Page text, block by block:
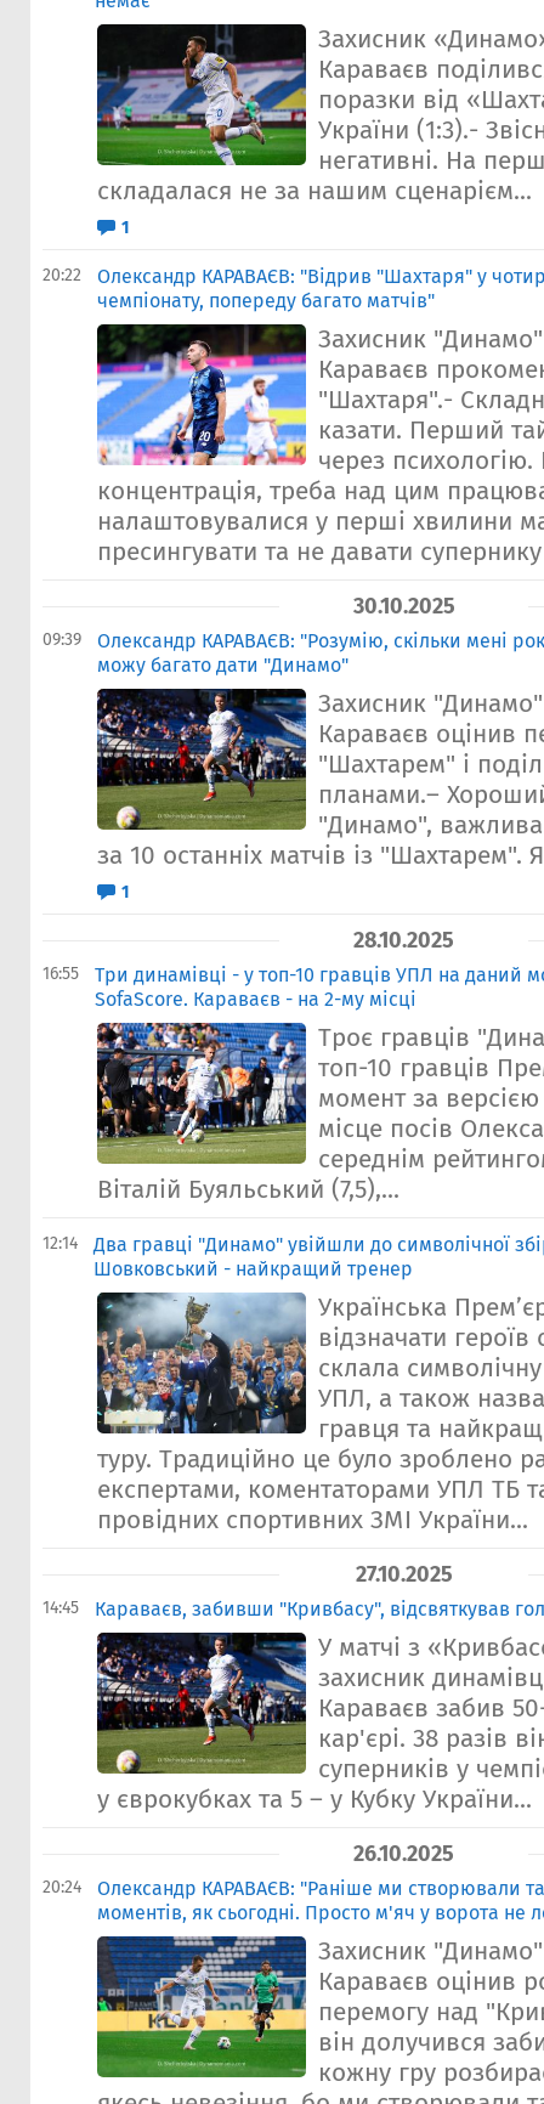
Захисник
Караваєв
поразки від
України (1:3).-
негативні. На
складалася не за нашим сценарієм...
1
20:22
Олександр КАРАВАЄВ: "Відрив "Шахтаря" у
чемпіонату, попереду багато матчів"
Захисник
Караваєв
"Шахтаря".-
казати. Перший
через психологію.
концентрація, треба над цим
налаштовувалися у перші хвилини
пресингувати та не давати
30.10.2025
09:39
Олександр КАРАВАЄВ: "Розумію, скільки мені
можу багато дати "Динамо"
Захисник
Караваєв оцінив
"Шахтарем" і
планами.–
"Динамо",
за 10 останніх матчів із "Шахтарем".
1
28.10.2025
16:55
Три динамівці - у топ-10 гравців УПЛ на даний
SofaScore. Караваєв - на 2-му місці
Троє гравців
топ-10 гравців
момент за
місце посів
середнім
Віталій Буяльський (7,5),...
12:14
Два гравці "Динамо" увійшли до символічної
Шовковський - найкращий тренер
Українська
відзначати героїв
склала
УПЛ, а також
гравця та
туру. Традиційно це було зроблено
експертами, коментаторами УПЛ ТБ
провідних спортивних ЗМІ України...
27.10.2025
14:45 Караваєв, забивши "Кривбасу", відсвяткував
У матчі з
захисник
Караваєв забив
кар'єрі. 38 разів
суперників у
у єврокубках та 5 – у Кубку України...
26.10.2025
20:24
Олександр КАРАВАЄВ: "Раніше ми створювали
моментів, як сьогодні. Просто м'яч у ворота не
Захисник
Караваєв оцінив
перемогу над
він долучився
кожну гру